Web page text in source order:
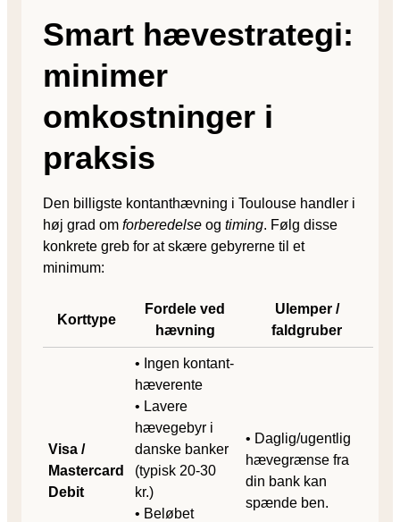
Smart hævestrategi:
minimer
omkostninger i
praksis
Den billigste kontanthævning i Toulouse handler i
høj grad om forberedelse og timing. Følg disse
konkrete greb for at skære gebyrerne til et
minimum:
Korttype
Fordele ved
hævning
Ulemper /
faldgruber
Visa /
Mastercard
Debit
• Ingen kontant­
hæve­rente
• Lavere
hævegebyr i
danske banker
(typisk 20-30
kr.)
• Beløbet
• Daglig/ugentlig
hævegrænse fra
din bank kan
spænde ben.